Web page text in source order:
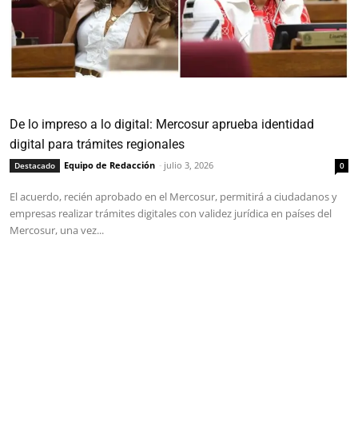
De lo impreso a lo digital: Mercosur aprueba identidad
digital para trámites regionales
Destacado Equipo de Redacción - julio 3, 2026 0
El acuerdo, recién aprobado en el Mercosur, permitirá a ciudadanos y
empresas realizar trámites digitales con validez jurídica en países del
Mercosur, una vez...